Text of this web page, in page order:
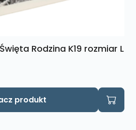
Rodzina K19 rozmiar L
produkt